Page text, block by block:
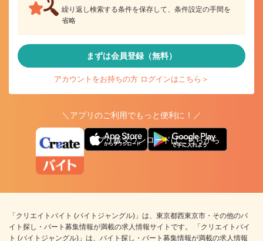
繰り返し検索する条件を保存して、条件設定の手間を
省略
まずは会員登録（無料）
アカウントをお持ちの方 ログインはこちら＞
＼アプリのご利用でもっと便利に！／
アプリ版ダウンロードはこちらから
「クリエイトバイト (バイトジャングル)」は、東京都西東京市・その他のバ
イト探し・パート募集情報が満載の求人情報サイトです。 「クリエイトバイ
ト (バイトジャングル)」は、バイト探し・パート募集情報が満載の求人情報